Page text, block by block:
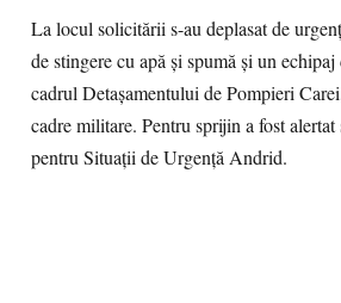
La locul solicitării s-au deplasat de
de stingere cu apă și spumă și un
cadrul Detașamentului de Pompieri
cadre militare. Pentru sprijin a fost
pentru Situații de Urgență Andrid.